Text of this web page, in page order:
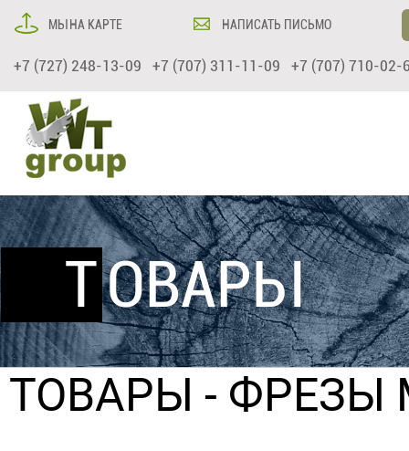
МЫ НА КАРТЕ НАПИСАТЬ ПИСЬМО
+7 (727) 248-13-09 +7 (707) 311-11-09 +7 (707) 710-02-
ТОВАРЫ
ТОВАРЫ - ФРЕЗЫ